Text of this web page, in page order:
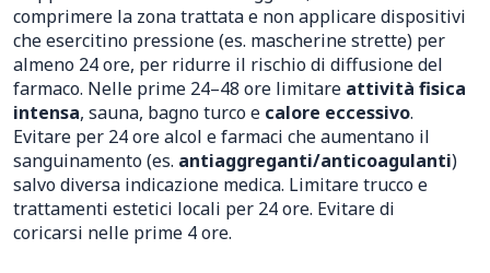
comprimere la zona trattata e non applicare dispositivi
che esercitino pressione (es. mascherine strette) per
almeno 24 ore, per ridurre il rischio di diffusione del
farmaco. Nelle prime 24–48 ore limitare attività fisica
intensa, sauna, bagno turco e calore eccessivo.
Evitare per 24 ore alcol e farmaci che aumentano il
sanguinamento (es. antiaggreganti/anticoagulanti)
salvo diversa indicazione medica. Limitare trucco e
trattamenti estetici locali per 24 ore. Evitare di
coricarsi nelle prime 4 ore.